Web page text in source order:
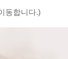
동합니다.)